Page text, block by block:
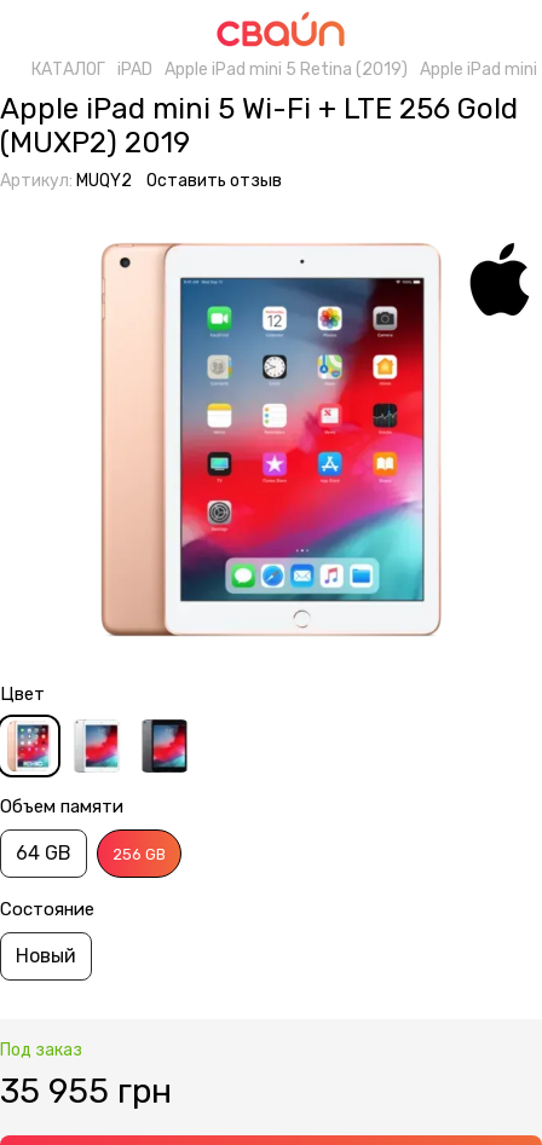
КАТАЛОГ iPAD Apple iPad mini 5 Retina (2019) Apple iPad mini
Apple iPad mini 5 Wi-Fi + LTE 256 Gold
(MUXP2) 2019
Артикул: MUQY2 Оставить отзыв
Цвет
Объем памяти
64 GB 256 GB
Состояние
Новый
Под заказ
35 955 грн